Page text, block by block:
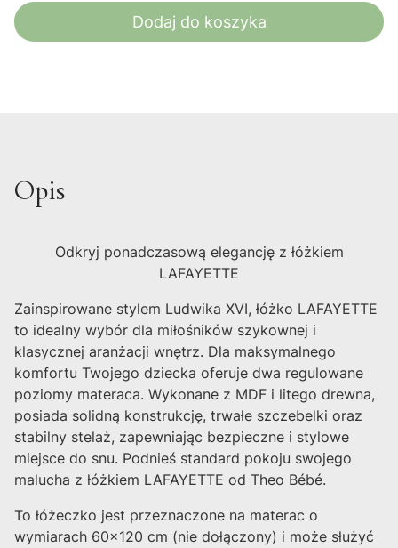
Dodaj do koszyka
Opis
Odkryj ponadczasową elegancję z łóżkiem
LAFAYETTE
Zainspirowane stylem Ludwika XVI, łóżko LAFAYETTE
to idealny wybór dla miłośników szykownej i
klasycznej aranżacji wnętrz. Dla maksymalnego
komfortu Twojego dziecka oferuje dwa regulowane
poziomy materaca. Wykonane z MDF i litego drewna,
posiada solidną konstrukcję, trwałe szczebelki oraz
stabilny stelaż, zapewniając bezpieczne i stylowe
miejsce do snu. Podnieś standard pokoju swojego
malucha z łóżkiem LAFAYETTE od Theo Bébé.
To łóżeczko jest przeznaczone na materac o
wymiarach 60x120 cm (nie dołączony) i może służyć